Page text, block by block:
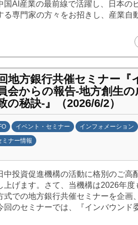
国AI産業の最前線で活躍し、日本の
る専門家の方々をお招きし、産業
地方銀行共催セミナー『
会からの報告-地方創生
の秘訣-』（2026/6/2）
イベント・セミナー
インフォメーション
ミナー情報
中投資促進機構の活動に格別のご高
上げます。さて、当機構は2026年度
式での地方銀行共催セミナーを企画
回のセミナーでは、『インバウンド